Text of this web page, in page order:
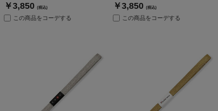
￥3,850 (税込)
この商品をコーデする
￥3,850 (税込)
この商品をコーデする